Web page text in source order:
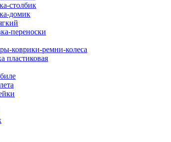
столбик
домик
переноски
коврики-ремни-колеса
пластиковая